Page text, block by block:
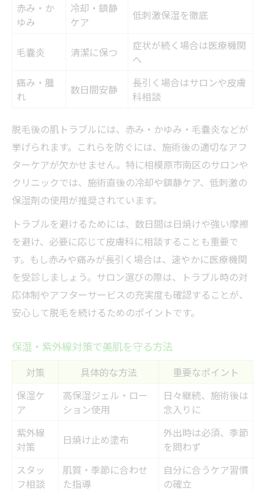
赤み・か
ゆみ
冷却・鎮静
ケア
低刺激保湿を徹底
毛嚢炎 清潔に保つ
症状が続く場合は医療機関
へ
痛み・腫
れ
数日間安静
長引く場合はサロンや皮膚
科相談
脱毛後の肌トラブルには、赤み・かゆみ・毛嚢炎などが
挙げられます。これらを防ぐには、施術後の適切なアフ
ターケアが欠かせません。特に相模原市南区のサロンや
クリニックでは、施術直後の冷却や鎮静ケア、低刺激の
保湿剤の使用が推奨されています。
トラブルを避けるためには、数日間は日焼けや強い摩擦
を避け、必要に応じて皮膚科に相談することも重要で
す。もし赤みや痛みが長引く場合は、速やかに医療機関
を受診しましょう。サロン選びの際は、トラブル時の対
応体制やアフターサービスの充実度も確認することが、
安心して脱毛を続けるためのポイントです。
保湿・紫外線対策で美肌を守る方法
対策 具体的な方法
重要なポイント
保湿ケ
ア
高保湿ジェル・ロー
ション使用
日々継続、施術後は
念入りに
紫外線
対策
日焼け止め塗布
外出時は必須、季節
を問わず
スタッ
フ相談
肌質・季節に合わせ
た指導
自分に合うケア習慣
の確立